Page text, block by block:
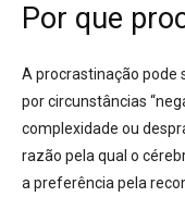
Por que
A procrastinação pode
por circunstâncias
complexidade ou
razão pela qual o
apreferência pela